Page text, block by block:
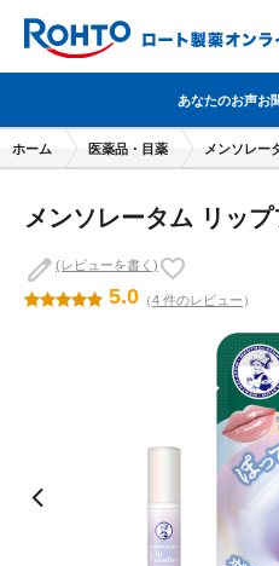
人気のキーワードで検索
目薬 ロートV5 日焼
デオコ セラミド オ
アゼライン酸
冬虫夏草 セノビック
ケアセラ
制汗剤
成分から探す
ポイント交換品 を見る
あなたのお声お
ホーム 医薬品・目薬 メンソレー
メンソレータム リップ
5.0 （4 件のレビュー ）
(レビューを書く)